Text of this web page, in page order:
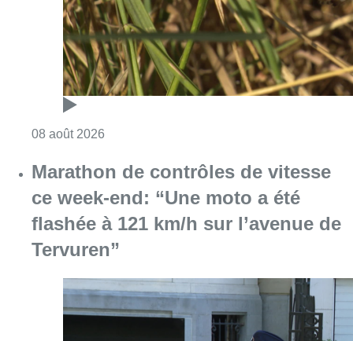
08 août 2026
Marathon de contrôles de vitesse
ce week-end: “Une moto a été
flashée à 121 km/h sur l’avenue de
Tervuren”